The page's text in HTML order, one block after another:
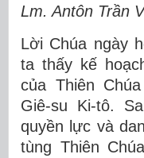
Lm. Antôn Trần
Lời Chúa ngày
ta thấy kế
của Thiên
Giê-su Ki-tô.
quyền lực và
tùng Thiên